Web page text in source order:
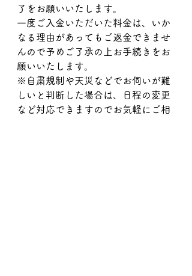
了をお願いいたします。
一度ご入金いただいた料金は、いか
なる理由があってもご返金できませ
んので予めご了承の上お手続きをお
願いいたします。
※自粛規制や天災などでお伺いが難
しいと判断した場合は、日程の変更
など対応できますのでお気軽にご相